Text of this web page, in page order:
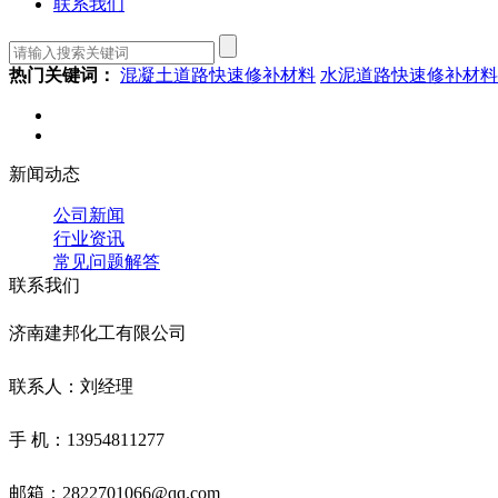
热门关键词： 混凝土道路快速修补材料 水泥道路快速修补材料
新闻动态
公司新闻
行业资讯
常见问题解答
联系我们
济南建邦化工有限公司
联系人：刘经理
手 机：13954811277
邮箱：2822701066@qq.com